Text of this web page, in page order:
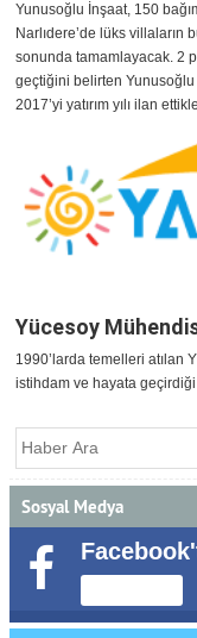
Yunusoğlu İnşaat, 150
Narlıdere’de lüks villaların
sonunda tamamlayacak. 2
geçtiğini belirten
2017’yi yatırım yılı ilan
Yücesoy
1990’larda temelleri atılan
istihdam ve hayata
Sosyal Medya